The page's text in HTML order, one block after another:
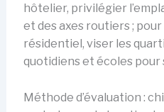
hôtelier, privilégier
et des axes routiers ;
résidentiel, viser les
quotidiens et écoles pour
Méthode d’évaluation :